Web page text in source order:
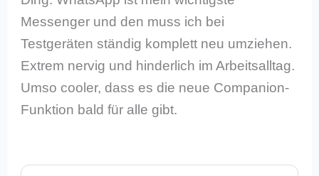
Messenger und den muss ich bei
Testgeräten ständig komplett neu umziehen.
Extrem nervig und hinderlich im Arbeitsalltag.
Umso cooler, dass es die neue Companion-
Funktion bald für alle gibt.